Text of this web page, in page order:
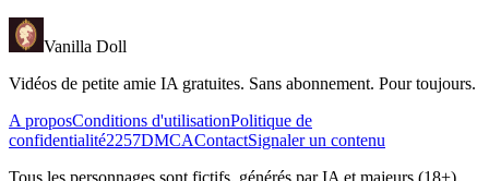
Vanilla Doll
Vidéos de petite amie IA gratuites. Sans abonnement. Pour toujours.
A proposConditions d'utilisationPolitique de
confidentialité2257DMCAContactSignaler un contenu
Tous les personnages sont fictifs, générés par IA et majeurs (18+).